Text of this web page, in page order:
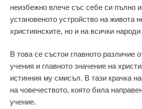
неизбежно влече със себе си пълно
установеното устройство на живота
християнските, но и на всички
В това се състои главното различие
учения и главното значение на
истинния му смисъл. В тази крачка
на човечеството, която била
учение.